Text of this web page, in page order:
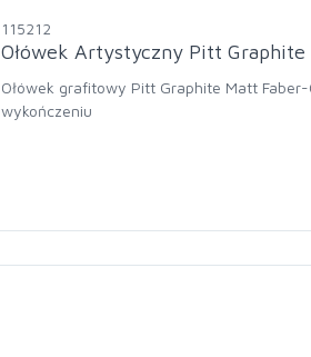
115212
Ołówek Artystyczny Pitt Graphite
Ołówek grafitowy Pitt Graphite Matt
wykończeniu